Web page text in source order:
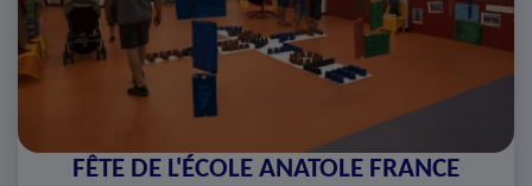
FÊTE DE L'ÉCOLE ANATOLE FRANCE